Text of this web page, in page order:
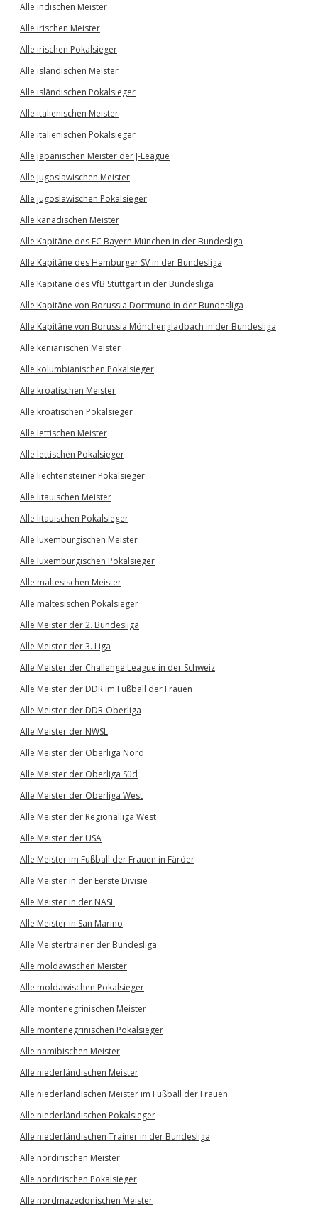
Alle indischen Meister
Alle irischen Meister
Alle irischen Pokalsieger
Alle isländischen Meister
Alle isländischen Pokalsieger
Alle italienischen Meister
Alle italienischen Pokalsieger
Alle japanischen Meister der J-League
Alle jugoslawischen Meister
Alle jugoslawischen Pokalsieger
Alle kanadischen Meister
Alle Kapitäne des FC Bayern München in der Bundesliga
Alle Kapitäne des Hamburger SV in der Bundesliga
Alle Kapitäne des VfB Stuttgart in der Bundesliga
Alle Kapitäne von Borussia Dortmund in der Bundesliga
Alle Kapitäne von Borussia Mönchengladbach in der Bundesliga
Alle kenianischen Meister
Alle kolumbianischen Pokalsieger
Alle kroatischen Meister
Alle kroatischen Pokalsieger
Alle lettischen Meister
Alle lettischen Pokalsieger
Alle liechtensteiner Pokalsieger
Alle litauischen Meister
Alle litauischen Pokalsieger
Alle luxemburgischen Meister
Alle luxemburgischen Pokalsieger
Alle maltesischen Meister
Alle maltesischen Pokalsieger
Alle Meister der 2. Bundesliga
Alle Meister der 3. Liga
Alle Meister der Challenge League in der Schweiz
Alle Meister der DDR im Fußball der Frauen
Alle Meister der DDR-Oberliga
Alle Meister der NWSL
Alle Meister der Oberliga Nord
Alle Meister der Oberliga Süd
Alle Meister der Oberliga West
Alle Meister der Regionalliga West
Alle Meister der USA
Alle Meister im Fußball der Frauen in Färöer
Alle Meister in der Eerste Divisie
Alle Meister in der NASL
Alle Meister in San Marino
Alle Meistertrainer der Bundesliga
Alle moldawischen Meister
Alle moldawischen Pokalsieger
Alle montenegrinischen Meister
Alle montenegrinischen Pokalsieger
Alle namibischen Meister
Alle niederländischen Meister
Alle niederländischen Meister im Fußball der Frauen
Alle niederländischen Pokalsieger
Alle niederländischen Trainer in der Bundesliga
Alle nordirischen Meister
Alle nordirischen Pokalsieger
Alle nordmazedonischen Meister